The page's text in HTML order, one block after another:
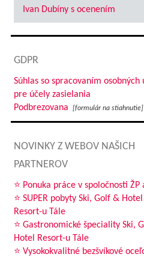
Ivan Dubíny s ocenením
GDPR
Súhlas so spracovaním osobných
pre účely zasielania
Podbrezovana
[formulár na stiahnutie]
NOVINKY Z WEBOV NAŠICH
PARTNEROV
⭐ Ponuka práce v spoločnosti ŽP
⭐ SUPER pobyty Ski, Golf & Hotel
Resort-u Tále
⭐ Gastronomické špeciality Ski,
Hotel Resort-u Tále
⭐ Vysokokvalitné bezšvíkové